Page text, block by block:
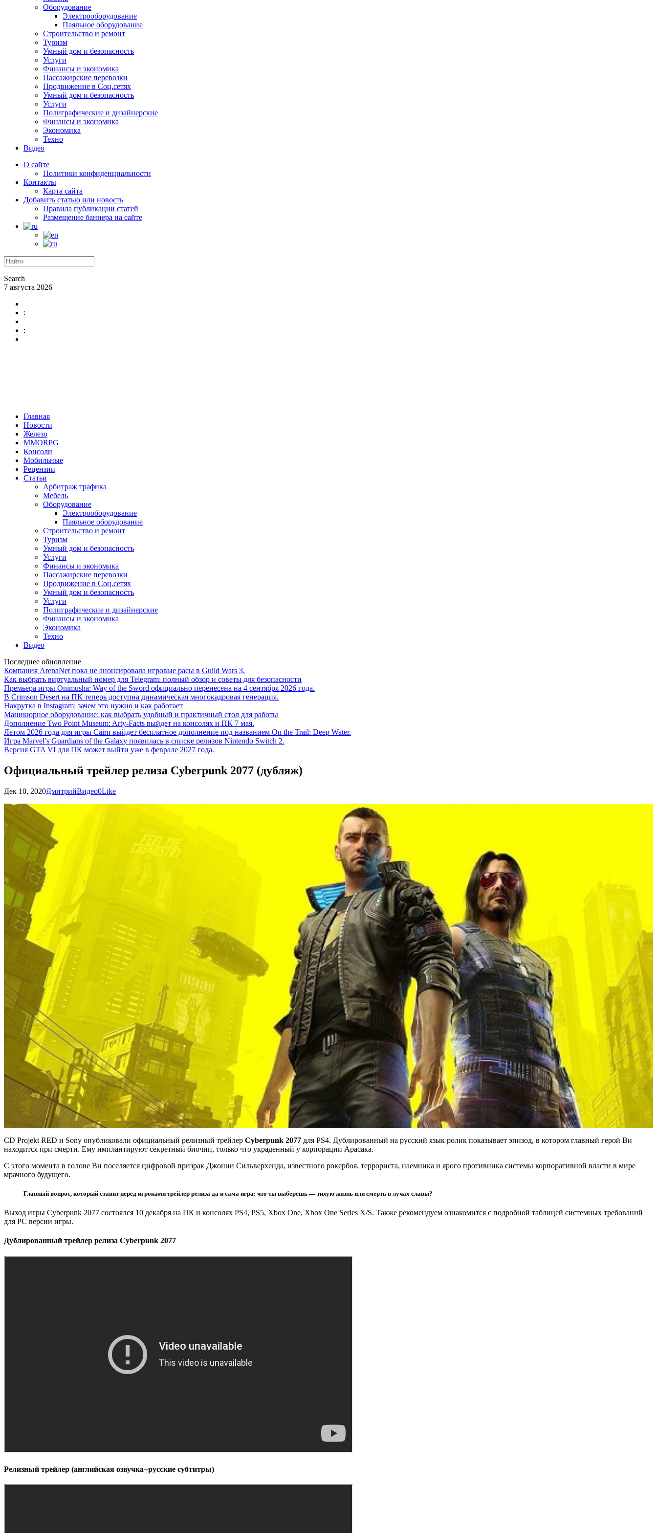
Оборудование
Электрооборудование
Паяльное оборудование
Строительство и ремонт
Туризм
Умный дом и безопасность
Услуги
Финансы и экономика
Пассажирские перевозки
Продвижение в Соц.сетях
Умный дом и безопасность
Услуги
Полиграфические и дизайнерские
Финансы и экономика
Экономика
Техно
Видео
О сайте
Политики конфиденциальности
Контакты
Карта сайта
Добавить статью или новость
Правила публикации статей
Размещение баннера на сайте
Search
7 августа 2026
:
:
Главная
Новости
Железо
MMORPG
Консоли
Мобильные
Рецензии
Статьи
Арбитраж трафика
Мебель
Оборудование
Электрооборудование
Паяльное оборудование
Строительство и ремонт
Туризм
Умный дом и безопасность
Услуги
Финансы и экономика
Пассажирские перевозки
Продвижение в Соц.сетях
Умный дом и безопасность
Услуги
Полиграфические и дизайнерские
Финансы и экономика
Экономика
Техно
Видео
Последнее обновление
Компания ArenaNet пока не анонсировала игровые расы в Guild Wars 3.
Как выбрать виртуальный номер для Telegram: полный обзор и советы для безопасности
Премьера игры Onimusha: Way of the Sword официально перенесена на 4 сентября 2026 года.
В Crimson Desert на ПК теперь доступна динамическая многокадровая генерация.
Накрутка в Instagram: зачем это нужно и как работает
Маникюрное оборудование: как выбрать удобный и практичный стол для работы
Дополнение Two Point Museum: Arty-Facts выйдет на консолях и ПК 7 мая.
Летом 2026 года для игры Cairn выйдет бесплатное дополнение под названием On the Trail: Deep Water.
Игра Marvel’s Guardians of the Galaxy появилась в списке релизов Nintendo Switch 2.
Версия GTA VI для ПК может выйти уже в феврале 2027 года.
Официальный трейлер релиза Cyberpunk 2077 (дубляж)
Дек 10, 2020ДмитрийВидео0Like
СD Projekt RED и Sony опубликовали официальный релизный трейлер Cyberpunk 2077 для PS4. Дублированный на русский язык ролик показывает эпизод, в котором главный герой Ви
находится при смерти. Ему имплантируют секретный биочип, только что украденный у корпорации Арасака.
С этого момента в голове Ви поселяется цифровой призрак Джонни Сильверхенда, известного рокербоя, террориста, наемника и ярого противника системы корпоративной власти в мире
мрачного будущего.
Главный вопрос, который ставит перед игроками трейлер релиза да и сама игра: что ты выберешь — тихую жизнь или смерть в лучах славы?
Выход игры Cyberpunk 2077 состоялся 10 декабря на ПК и консолях PS4, PS5, Xbox One, Xbox One Series X/S. Также рекомендуем ознакомится с подробной таблицей системных требований
для PC версии игры.
Дублированный трейлер релиза Cyberpunk 2077
Релизный трейлер (английская озвучка+русские субтитры)